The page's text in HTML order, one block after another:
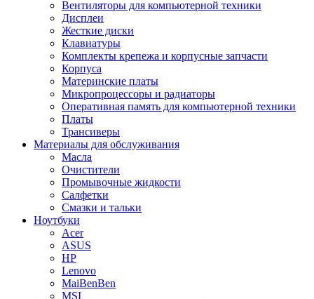
Вентиляторы для компьютерной техники
Дисплеи
Жесткие диски
Клавиатуры
Комплекты крепежа и корпусные запчасти
Корпуса
Материнские платы
Микропроцессоры и радиаторы
Оперативная память для компьютерной техники
Платы
Трансиверы
Материалы для обслуживания
Масла
Очистители
Промывочные жидкости
Салфетки
Смазки и тальки
Ноутбуки
Acer
ASUS
HP
Lenovo
MaiBenBen
MSI